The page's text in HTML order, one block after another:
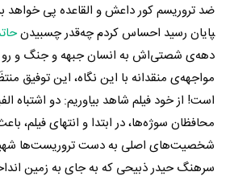
ضد تروریسم کور داعش و القاعده پی خواهد
پایان رسید احساس کردم چه‌قدر چسبیدن
دهه‌ی شصتی‌اش به انسان جبهه و جنگ و رو
مواجهه‌ی منقدانه با این نگاه، این توفیق
است! از خود فیلم شاهد بیاوریم: دو اشتباه
محافظان سوژه‌ها، در ابتدا و انتهای فیلم،
شخصیت‌های اصلی به دست تروریست‌ها
سرهنگ حیدر ذبیحی که به جای به زمین